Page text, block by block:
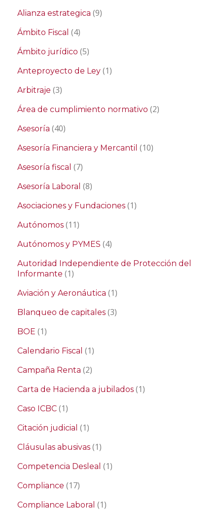
Alianza estrategica (9)
Ámbito Fiscal (4)
Ámbito jurídico (5)
Anteproyecto de Ley (1)
Arbitraje (3)
Área de cumplimiento normativo (2)
Asesoría (40)
Asesoría Financiera y Mercantil (10)
Asesoría fiscal (7)
Asesoría Laboral (8)
Asociaciones y Fundaciones (1)
Autónomos (11)
Autónomos y PYMES (4)
Autoridad Independiente de Protección del
Informante (1)
Aviación y Aeronáutica (1)
Blanqueo de capitales (3)
BOE (1)
Calendario Fiscal (1)
Campaña Renta (2)
Carta de Hacienda a jubilados (1)
Caso ICBC (1)
Citación judicial (1)
Cláusulas abusivas (1)
Competencia Desleal (1)
Compliance (17)
Compliance Laboral (1)